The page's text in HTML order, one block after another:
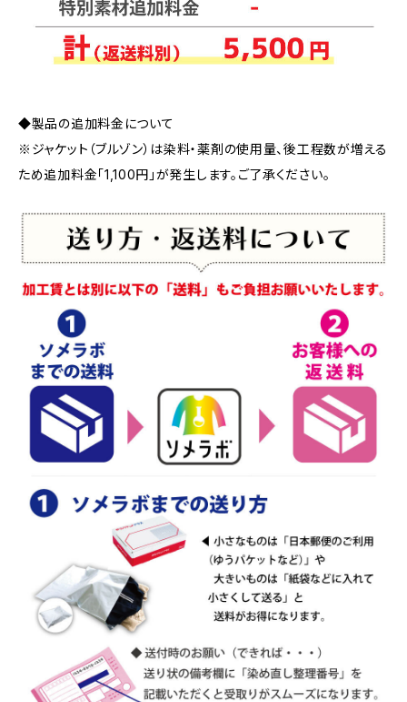
◆製品の追加料金について
※ジャケット（ブルゾン）は染料・薬剤の使用量、後工程数が増える
ため追加料金「1,100円」が発生します。ご了承ください。